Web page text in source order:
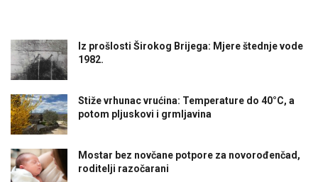
Iz prošlosti Širokog Brijega: Mjere štednje vode
1982.
Stiže vrhunac vrućina: Temperature do 40°C, a
potom pljuskovi i grmljavina
Mostar bez novčane potpore za novorođenčad,
roditelji razočarani